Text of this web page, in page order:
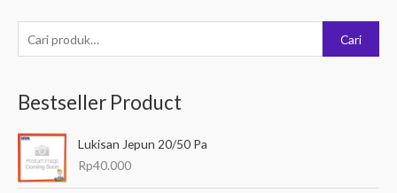
e
c
Cari
Bestseller Product
Lukisan Jepun 20/50 Pa
Rp40.000